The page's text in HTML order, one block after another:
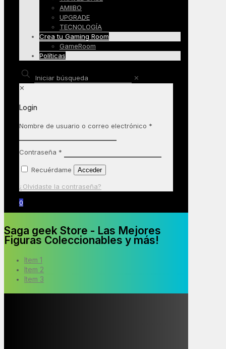
AMIIBO
UPGRADE
TECNOLOGÍA
Crea tu Gaming Room
GameRoom
Políticas
✕
✕
Login
Nombre de usuario o correo electrónico *
Contraseña *
Recuérdame Acceder
¿Olvidaste la contraseña?
0
Saga geek Store - Las Mejores
Figuras Coleccionables y más!
Item 1
Item 2
Item 3